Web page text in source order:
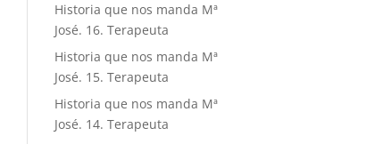
Historia que nos manda Mª
José. 16. Terapeuta
Historia que nos manda Mª
José. 15. Terapeuta
Historia que nos manda Mª
José. 14. Terapeuta